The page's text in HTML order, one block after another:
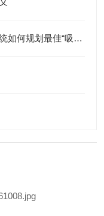
从数据到体验：景区负氧离子监测系统如何规划最佳“吸氧”路线？